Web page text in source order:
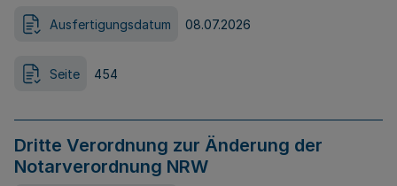
Ausfertigungsdatum 08.07.2026
Seite 454
Dritte Verordnung zur Änderung der
Notarverordnung NRW